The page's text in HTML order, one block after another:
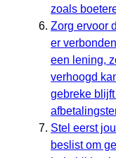
zoals
Zorg ervoor
er
een lening,
verhoogd
gebreke
Stel eerst
beslist om